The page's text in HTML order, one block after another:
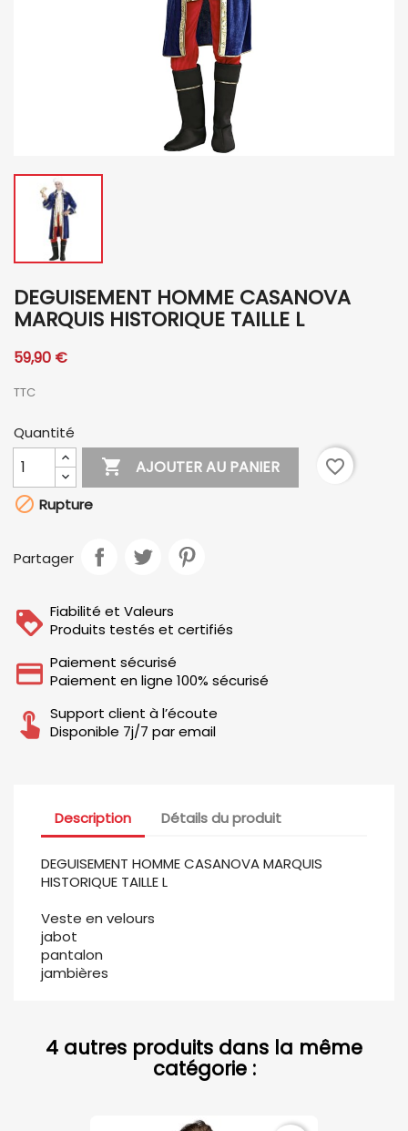
DEGUISEMENT HOMME CASANOVA
MARQUIS HISTORIQUE TAILLE L
59,90 €
TTC
Quantité
 AJOUTER AU PANIER
favorite_border
 Rupture
Partager
Fiabilité et Valeurs
Produits testés et certifiés
Paiement sécurisé
Paiement en ligne 100% sécurisé
Support client à l’écoute
Disponible 7j/7 par email
Description Détails du produit
DEGUISEMENT HOMME CASANOVA MARQUIS
HISTORIQUE TAILLE L
Veste en velours
jabot
pantalon
jambières
4 autres produits dans la même
catégorie :